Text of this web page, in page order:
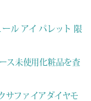
ル アイ パレット 限
ス未使用化粧品を査
サファイアダイヤモ